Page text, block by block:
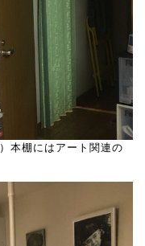
本棚にはアート関連の